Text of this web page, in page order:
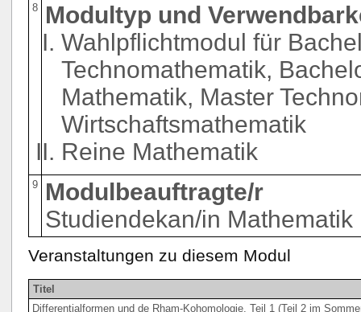
8
Modultyp und
Wahlpflichtmodul für
Technomathematik,
Mathematik, Master
Wirtschaftsmathematik
Reine Mathematik
9
Modulbeauftragte/r
Studiendekan/in Mathematik
Veranstaltungen zu diesem Modul
Titel
Differentialformen und de Rham-Kohomologie, Teil 1 (Teil 2 im